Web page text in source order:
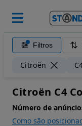
Filtros
Citroën
Citroën C4
Número de
Como são